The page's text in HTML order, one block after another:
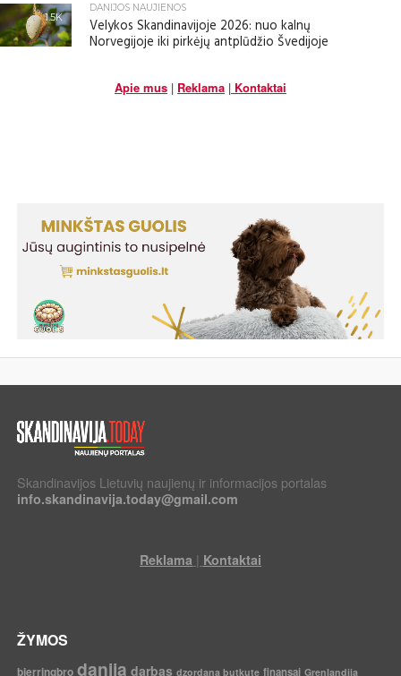
1.5K
DANIJOS NAUJIENOS
Velykos Skandinavijoje 2026: nuo kalnų
Norvegijoje iki pirkėjų antplūdžio Švedijoje
Apie mus| Reklama| Kontaktai
Skandinavijos Lietuvių naujienų ir informacijos portalas
info.skandinavija.today@gmail.com
Reklama | Kontaktai
ŽYMOS
bjerringbro danija darbas dzordana butkute finansai Grenlandija